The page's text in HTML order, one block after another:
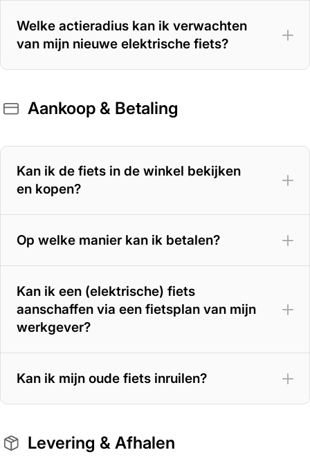
Welke actieradius kan ik verwachten
van mijn nieuwe elektrische fiets?
400 Wh accu– 70 tot 100 km
500 Wh accu– 100 tot 125 km
625 Wh accu
Aankoop & Betaling
Kan ik de fiets in de winkel bekijken
en kopen?
Op welke manier kan ik betalen?
Kan ik een (elektrische) fiets
aanschaffen via een fietsplan van mijn
werkgever?
Kan ik mijn oude fiets inruilen?
Levering & Afhalen